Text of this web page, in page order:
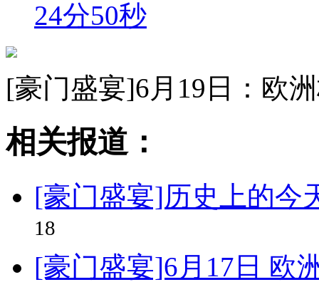
24分50秒
[豪门盛宴]6月19日：欧
相关报道：
[豪门盛宴]历史上的今
18
[豪门盛宴]6月17日 欧